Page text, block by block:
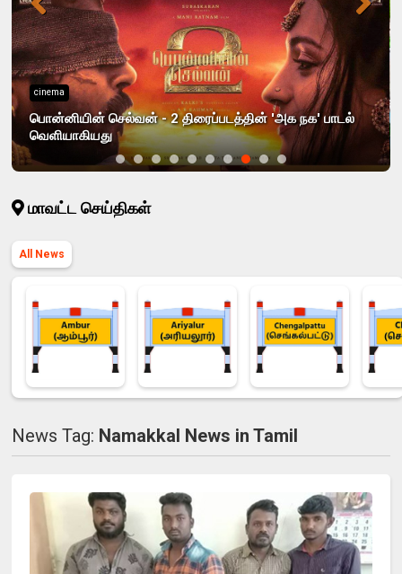
cinema
பொன்னியின் செல்வன் - 2 திரைப்படத்தின் 'அக நக' பாடல்
வெளியாகியது
மாவட்ட செய்திகள்
All News
News Tag: Namakkal News in Tamil